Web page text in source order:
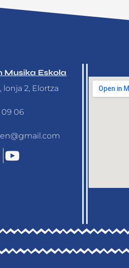
Musika Eskola
lonja 2, Elortza
09 06